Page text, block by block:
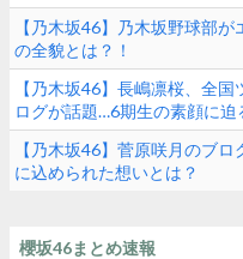
【乃木坂46】乃木坂野球部
の全貌とは？！
【乃木坂46】長嶋凛桜、全
ログが話題…6期生の素顔に迫
【乃木坂46】菅原咲月のブ
に込められた想いとは？
櫻坂46まとめ速報